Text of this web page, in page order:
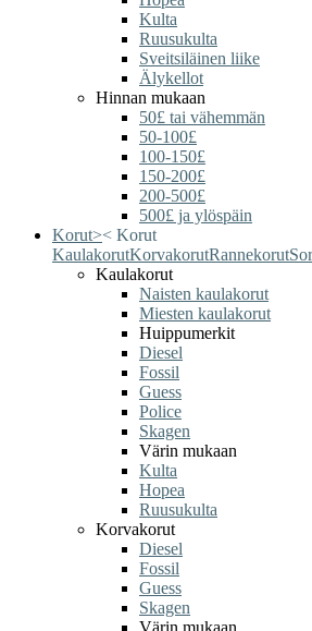
Kulta
Ruusukulta
Sveitsiläinen liike
Älykellot
Hinnan mukaan
50£ tai vähemmän
50-100£
100-150£
150-200£
200-500£
500£ ja ylöspäin
Korut>< Korut
KaulakorutKorvakorutRannekorut
Kaulakorut
Naisten kaulakorut
Miesten kaulakorut
Huippumerkit
Diesel
Fossil
Guess
Police
Skagen
Värin mukaan
Kulta
Hopea
Ruusukulta
Korvakorut
Diesel
Fossil
Guess
Skagen
Värin mukaan